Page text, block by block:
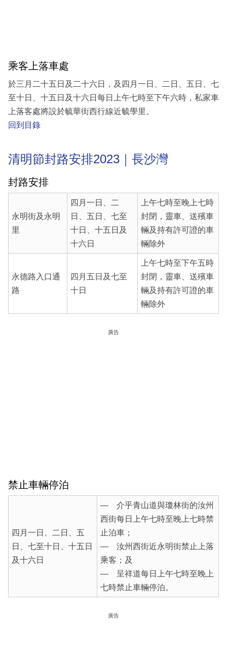
乘客上落車處
於三月二十五日及二十六日，及四月一日、二日、五日、七
至十日、十五日及十六日每日上午七時至下午六時，私家車
上落客處將設於毓華街西行線近毓學里。
回到目錄
清明節封路安排2023｜長沙灣
封路安排
永明街及永明
里
四月一日、二
日、五日、七至
十日、十五日及
十六日
上午七時至晚上七時
封閉，靈車、送殯車
輛及持有許可證的車
輛除外
永德路入口通
路
四月五日及七至
十日
上午七時至下午五時
封閉，靈車、送殯車
輛及持有許可證的車
輛除外
廣告
禁止車輛停泊
四月一日、二日、五
日、七至十日、十五日
及十六日
— 介乎青山道與瓊林街的汝州
西街每日上午七時至晚上七時禁
止泊車；
— 汝州西街近永明街禁止上落
乘客；及
— 呈祥道每日上午七時至晚上
七時禁止車輛停泊。
廣告